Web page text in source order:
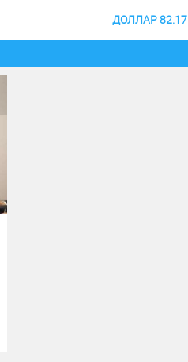
ДОЛЛАР 82.17